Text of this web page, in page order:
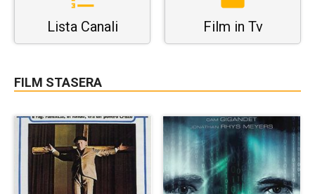
Lista Canali Film in Tv
FILM STASERA